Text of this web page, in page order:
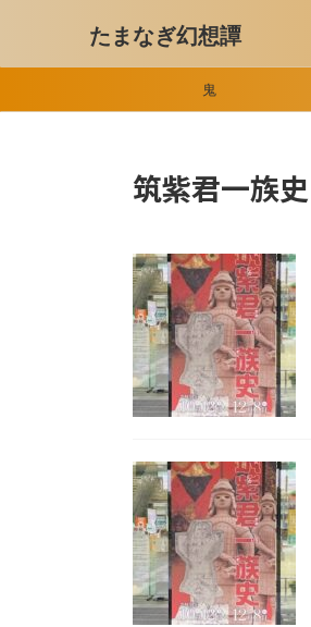
たまなぎ幻想譚
鬼
筑紫君一族史